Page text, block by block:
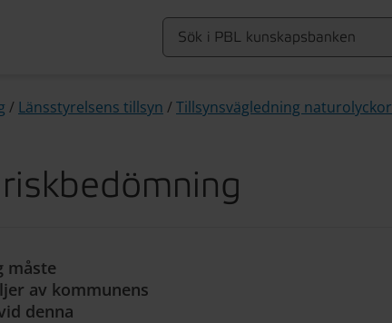
/ Länsstyrelsens tillsyn /Tillsynsvägledning naturolyckor
måste
av kommunens
denna